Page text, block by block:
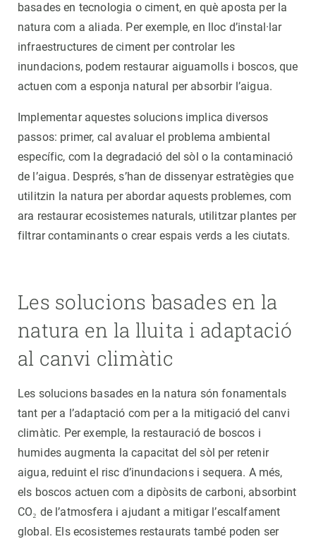
basades en tecnologia o ciment, en què aposta per la
natura com a aliada. Per exemple, en lloc d’instal·lar
infraestructures de ciment per controlar les
inundacions, podem restaurar aiguamolls i boscos, que
actuen com a esponja natural per absorbir l’aigua.
Implementar aquestes solucions implica diversos
passos: primer, cal avaluar el problema ambiental
específic, com la degradació del sòl o la contaminació
de l’aigua. Després, s’han de dissenyar estratègies que
utilitzin la natura per abordar aquests problemes, com
ara restaurar ecosistemes naturals, utilitzar plantes per
filtrar contaminants o crear espais verds a les ciutats.
Les solucions basades en la
natura en la lluita i adaptació
al canvi climàtic
Les solucions basades en la natura són fonamentals
tant per a l’adaptació com per a la mitigació del canvi
climàtic. Per exemple, la restauració de boscos i
humides augmenta la capacitat del sòl per retenir
aigua, reduint el risc d’inundacions i sequera. A més,
els boscos actuen com a dipòsits de carboni, absorbint
CO₂ de l’atmosfera i ajudant a mitigar l’escalfament
global. Els ecosistemes restaurats també poden ser